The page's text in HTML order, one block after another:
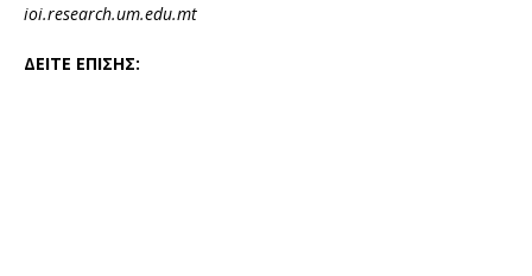
ioi.research.um.edu.mt
ΔΕΙΤΕ ΕΠΙΣΗΣ: